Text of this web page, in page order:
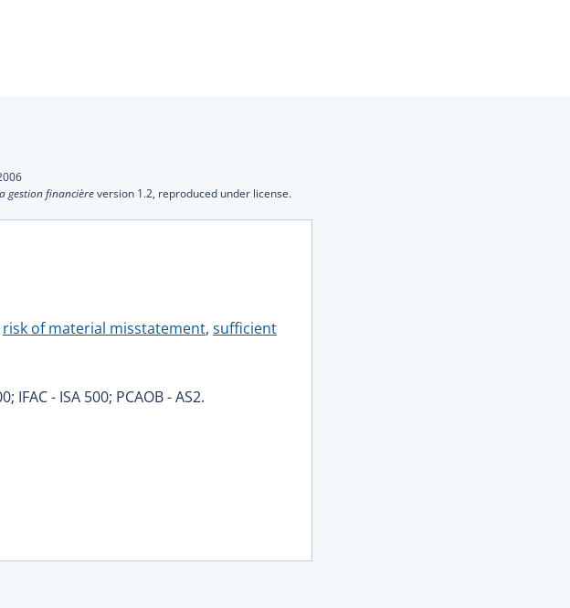
gestion financièreversion 1.2, reproduced under license.
risk of material misstatement, sufficient
IFAC - ISA 500; PCAOB - AS2.